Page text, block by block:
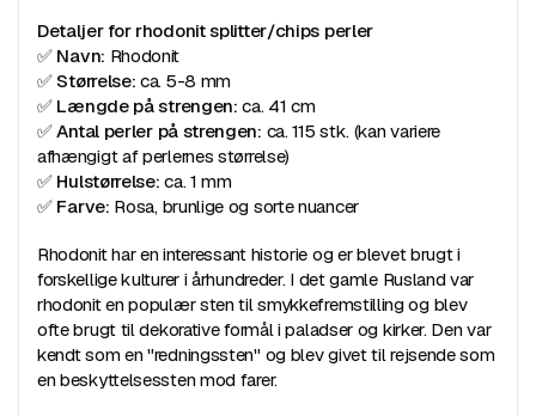
Detaljer for rhodonit splitter/chips perler
✅ Navn: Rhodonit
✅ Størrelse: ca. 5-8 mm
✅ Længde på strengen: ca. 41 cm
✅Antal perler på strengen: ca. 115 stk. (kan variere
afhængigt af perlernes størrelse)
✅ Hulstørrelse: ca. 1 mm
✅ Farve: Rosa, brunlige og sorte nuancer
Rhodonit har en interessant historie og er blevet brugt i
forskellige kulturer i århundreder. I det gamle Rusland var
rhodonit en populær sten til smykkefremstilling og blev
ofte brugt til dekorative formål i paladser og kirker. Den var
kendt som en "redningssten" og blev givet til rejsende som
en beskyttelsessten mod farer.